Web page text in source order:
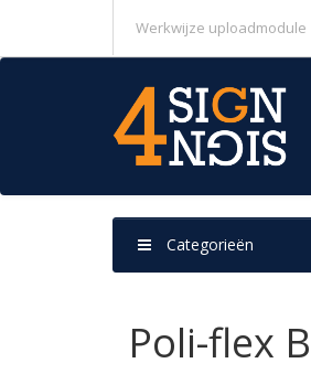
Werkwijze uploadmodule
Categorieën
Poli-flex